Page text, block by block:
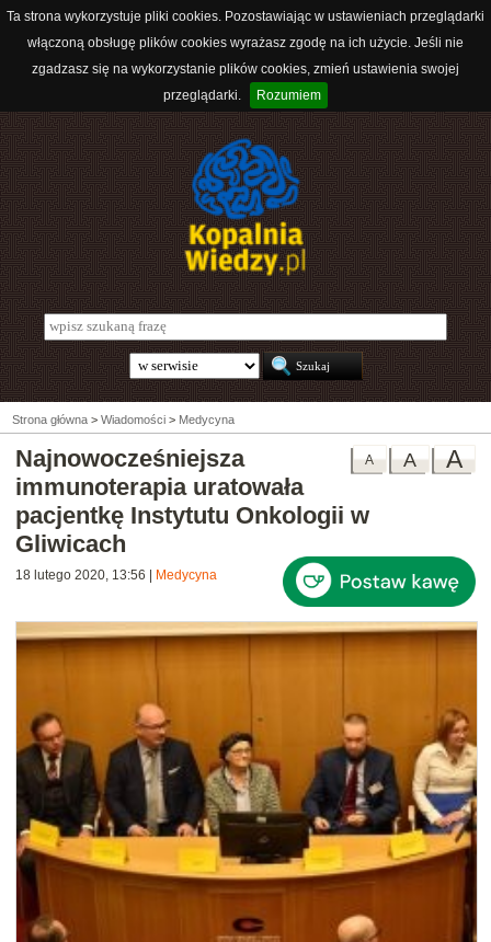
Ta strona wykorzystuje pliki cookies. Pozostawiając w ustawieniach przeglądarki
włączoną obsługę plików cookies wyrażasz zgodę na ich użycie. Jeśli nie
zgadzasz się na wykorzystanie plików cookies, zmień ustawienia swojej
przeglądarki.
Rozumiem
Strona główna > Wiadomości > Medycyna
A
A
A
Najnowocześniejsza
immunoterapia uratowała
pacjentkę Instytutu Onkologii w
Gliwicach
18 lutego 2020, 13:56 Medycyna